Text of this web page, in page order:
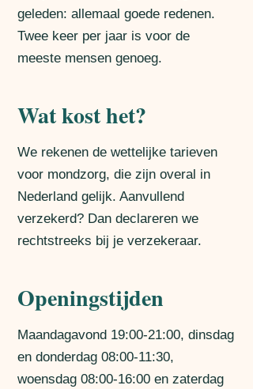
geleden: allemaal goede redenen.
Twee keer per jaar is voor de
meeste mensen genoeg.
Wat kost het?
We rekenen de wettelijke tarieven
voor mondzorg, die zijn overal in
Nederland gelijk. Aanvullend
verzekerd? Dan declareren we
rechtstreeks bij je verzekeraar.
Openingstijden
Maandagavond 19:00-21:00, dinsdag
en donderdag 08:00-11:30,
woensdag 08:00-16:00 en zaterdag